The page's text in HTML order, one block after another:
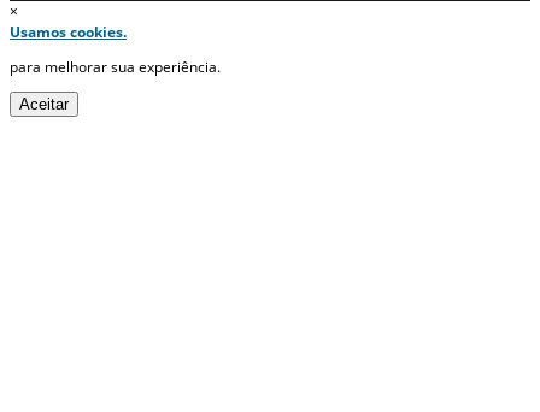
×
Usamos cookies.
para melhorar sua experiência.
Aceitar